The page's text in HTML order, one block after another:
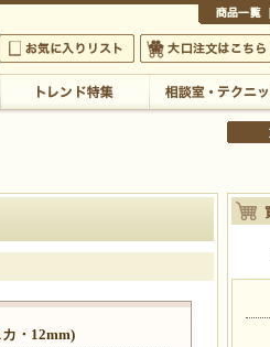
当店が負担いたします
お気に入りリスト 大口注文はこちら
・12mm)